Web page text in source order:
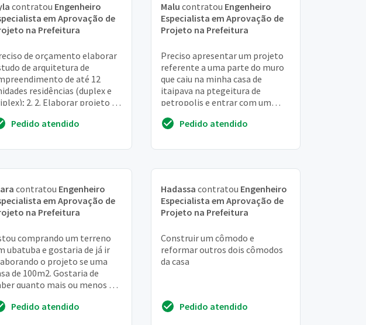
contratou Engenheiro
em Aprovação de
na Prefeitura
de orçamento elaborar
de arquitetura de
de até 12
residências (duplex e
2. 2. Elaborar projeto de
junto à...
Pedido atendido
Malu contratou Engenheiro
Especialista em Aprovação de
Projeto na Prefeitura
Preciso apresentar um projeto
referente a uma parte do muro
que caiu na minha casa de
itaipava na ptegeitura de
petropolis e entrar com um
localPedido atendido
contratou Engenheiro
em Aprovação de
na Prefeitura
comprando um terreno
ubatuba e gostaria de já ir
o projeto se uma
de 100m2. Gostaria de
quanto mais ou menos o
e...
Pedido atendido
Hadassa contratou Engenheiro
Especialista em Aprovação de
Projeto na Prefeitura
Construir um cômodo e
reformar outros dois cômodos
da casa
Pedido atendido